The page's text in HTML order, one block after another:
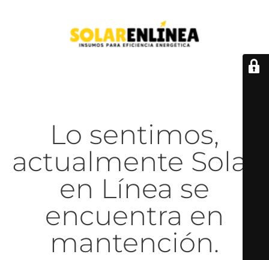
Lo sentimos,
actualmente Solar
en Línea se
encuentra en
mantención.